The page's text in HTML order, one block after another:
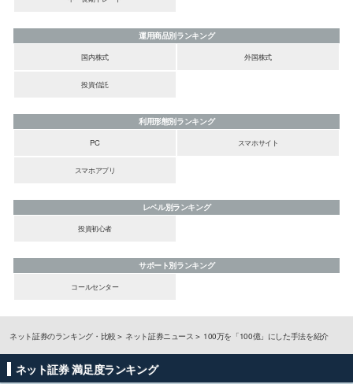
運用商品別ランキング
国内株式
外国株式
投資信託
利用形態別ランキング
PC
スマホサイト
スマホアプリ
レベル別ランキング
投資初心者
サポート別ランキング
コールセンター
ネット証券のランキング・比較 ネット証券ニュース 100万を「100億」にした手法を紹介
ネット証券 満足度ランキング